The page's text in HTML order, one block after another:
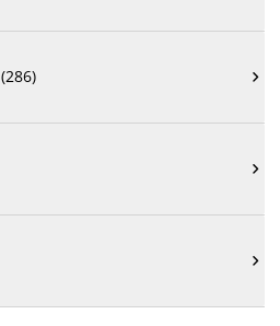
(286) 

